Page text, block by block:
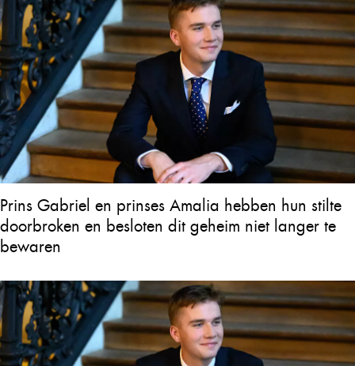
Prins Gabriel en prinses Amalia hebben hun stilte
doorbroken en besloten dit geheim niet langer te
bewaren